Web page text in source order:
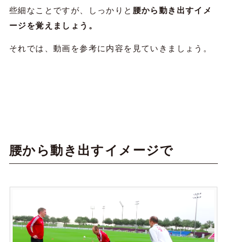
些細なことですが、しっかりと 腰から動き出すイメ
ージを覚えましょう。
それでは、動画を参考に内容を見ていきましょう。
腰から動き出すイメージで